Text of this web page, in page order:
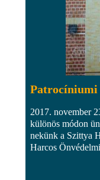
Patrocíniumi
2017. november
különös módon
nekünk a Szittya
Harcos